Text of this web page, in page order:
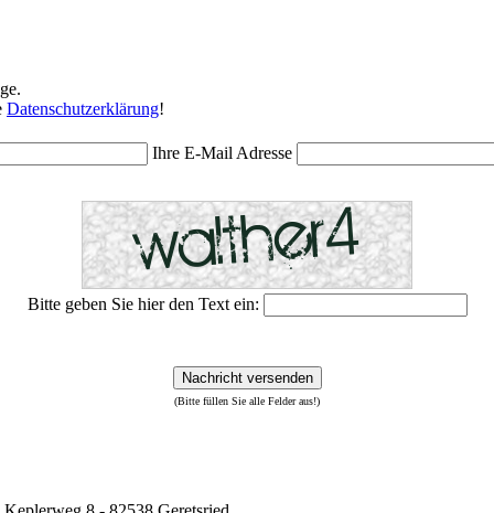
Datenschutzerklärung!
Ihre E-Mail Adresse
Bitte geben Sie hier den Text ein:
Nachricht versenden
(Bitte füllen Sie alle Felder aus!)